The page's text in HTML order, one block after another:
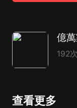
192
查看更多